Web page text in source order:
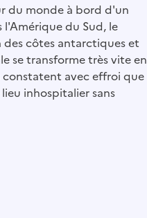
du monde à bord d'un
du Sud, le
des côtes antarctiques et
se transforme très vite en
constatent avec effroi que
inhospitalier sans